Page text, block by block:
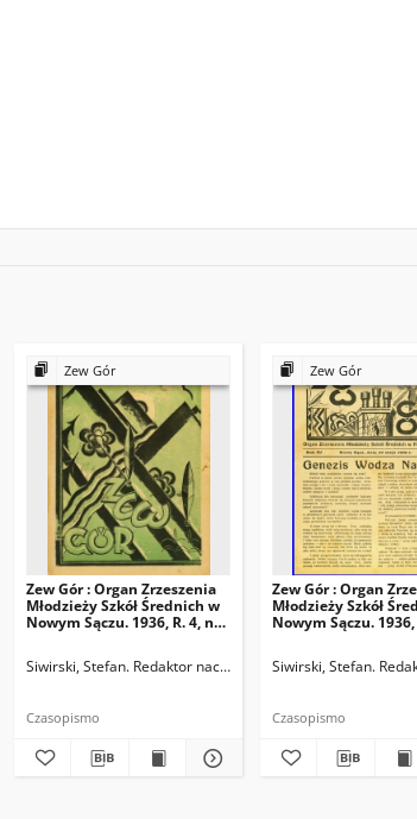
Zew Gór
Zew Gór : Organ Zrzeszenia
Młodzieży Szkół Średnich w
Nowym Sączu. 1936, R. 4, nr
Siwirski, Stefan. Redaktor naczelny
Czasopismo
Zew Gór
Zew Gór : Organ
Młodzieży Szkół
Nowym Sączu.
Siwirski, Stefan.
Czasopismo